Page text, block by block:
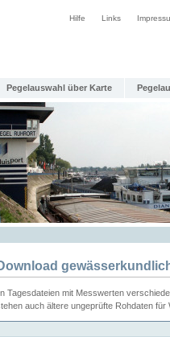
Hilfe Links
Pegelauswahl über Karte
Tagesdateien mit Messwerten
auch ältere ungeprüfte Rohdaten